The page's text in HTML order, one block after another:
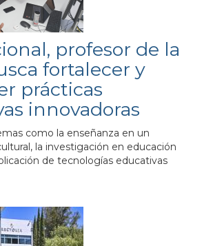
profesor de la
fortalecer y
prácticas
innovadoras
como la enseñanza en un
la investigación en educación
de tecnologías educativas